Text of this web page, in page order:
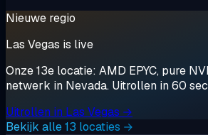
Nieuwe regio
Las Vegas is live
Onze 13e locatie: AMD EPYC, pure
netwerk in Nevada. Uitrollen in 60
Uitrollen in Las Vegas →
Bekijk alle 13 locaties →